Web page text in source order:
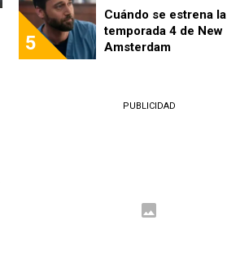
5
Cuándo se estrena la
temporada 4 de New
Amsterdam
PUBLICIDAD